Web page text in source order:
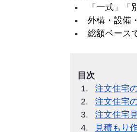
「一式」
外構・設備
総額ベース
目次
注文住宅
注文住宅
注文住宅
見積もり